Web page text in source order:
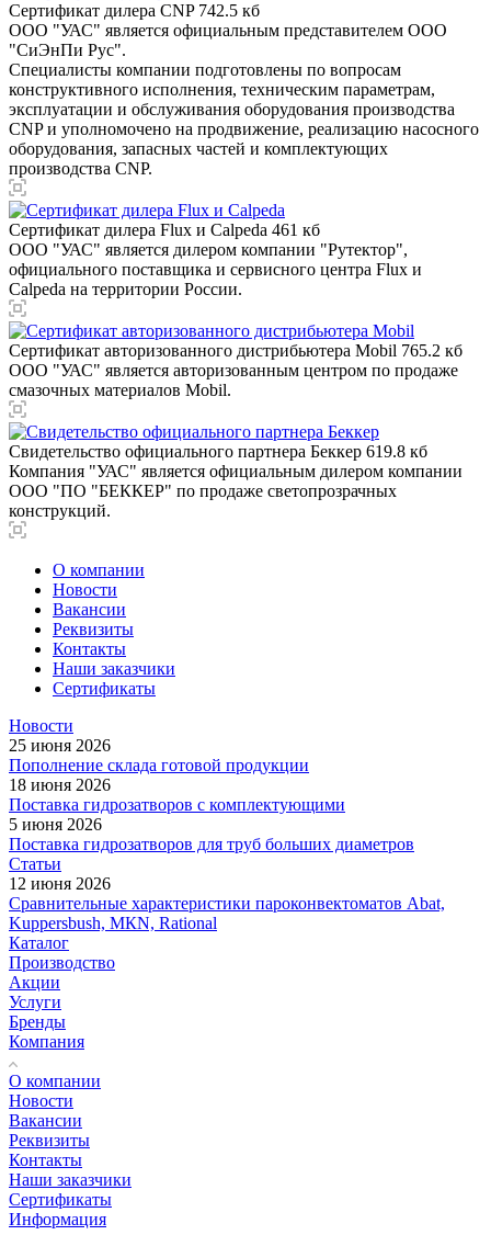
Сертификат дилера CNP 742.5 кб
ООО "УАС" является официальным представителем ООО
"СиЭнПи Рус".
Специалисты компании подготовлены по вопросам
конструктивного исполнения, техническим параметрам,
эксплуатации и обслуживания оборудования производства
CNP и уполномочено на продвижение, реализацию насосного
оборудования, запасных частей и комплектующих
производства CNP.
Сертификат дилера Flux и Calpeda 461 кб
ООО "УАС" является дилером компании "Рутектор",
официального поставщика и сервисного центра Flux и
Calpeda на территории России.
Сертификат авторизованного дистрибьютера Mobil 765.2 кб
ООО "УАС" является авторизованным центром по продаже
смазочных материалов Mobil.
Свидетельство официального партнера Беккер 619.8 кб
Компания "УАС" является официальным дилером компании
ООО "ПО "БЕККЕР" по продаже светопрозрачных
конструкций.
О компании
Новости
Вакансии
Реквизиты
Контакты
Наши заказчики
Сертификаты
Новости
25 июня 2026
Пополнение склада готовой продукции
18 июня 2026
Поставка гидрозатворов с комплектующими
5 июня 2026
Поставка гидрозатворов для труб больших диаметров
Статьи
12 июня 2026
Сравнительные характеристики пароконвектоматов Abat,
Kuppersbush, МКN, Rational
Каталог
Производство
Акции
Услуги
Бренды
Компания
О компании
Новости
Вакансии
Реквизиты
Контакты
Наши заказчики
Сертификаты
Информация